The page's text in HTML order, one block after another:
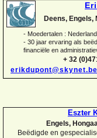
Deens, Engels,
- Moedertalen :
- 30 jaar ervaring als
financiële en
+ 32
erikdupont@skynet.be
Eszter
Engels,
Beëdigde en